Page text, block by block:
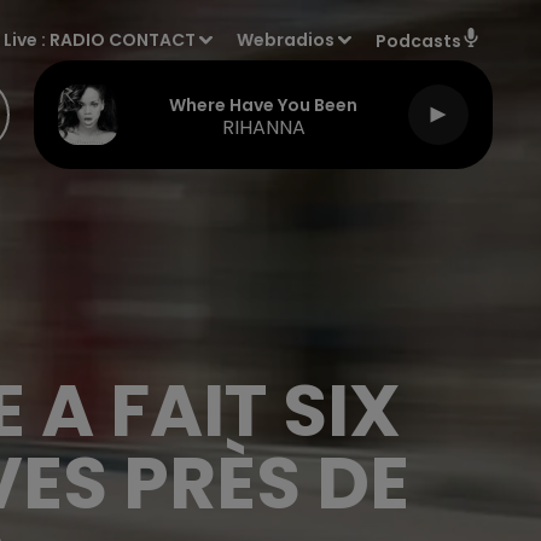
Live : RADIO CONTACT Webradios Podcasts
Where Have You Been
RIHANNA
A FAIT SIX
PRÈS DE